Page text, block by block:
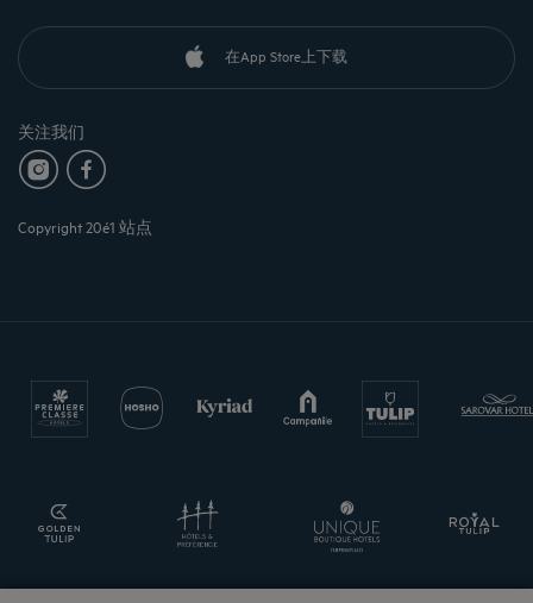
在App Store上下载
关注我们
Copyright 20é1 站点